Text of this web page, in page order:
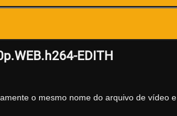
EDITH
o mesmo nome do arquivo de vídeo e